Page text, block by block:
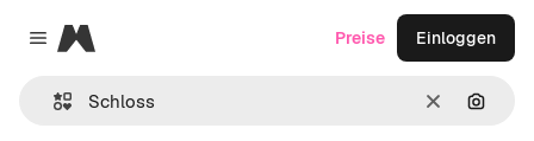
Close menu
Magnific
LöschenNach
Preise Einloggen